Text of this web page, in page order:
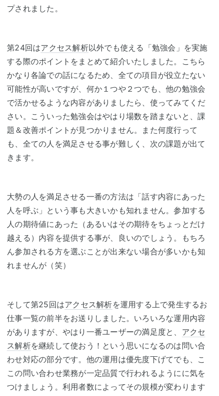
プされました。
第24回はアクセス解析以外でも使える「勉強会」を実施
する際のポイントをまとめて紹介いたしました。こちら
かなり各論での話になるため、全ての項目が役立たない
可能性が高いですが、何か１つや２つでも、他の勉強会
で活かせるような内容がありましたら、使ってみてくだ
さい。こういった勉強会はやはり場数を踏まないと、課
題＆改善ポイントが見つかりません。また何度行って
も、全ての人を満足させる事が難しく、次の課題が出て
きます。
大勢の人を満足させる一番の方法は「話す内容にあった
人を呼ぶ」という事も大きいかも知れません。参加する
人の期待値にあった（あるいはその期待をちょっとだけ
越える）内容を提供する事が、良いのでしょう。もちろ
ん参加される方を選ぶことが出来ない場合が多いかも知
れませんが（笑）
そして第25回はアクセス解析を運用する上で発生するお
仕事一覧の前半をお送りしました。いろいろな運用内容
がありますが、やはり一番ユーザーの満足度と、 アクセ
ス解析を継続して使おう！という思いになるのは問い合
わせ対応の部分です。他の運用は優先度下げてでも、こ
この問い合わせ業務が一定品質で行われるようにに気を
つけましょう。利用者数によってその規模が変わります